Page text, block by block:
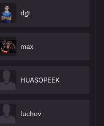
dgt
max
HUASOPEEK
luchov